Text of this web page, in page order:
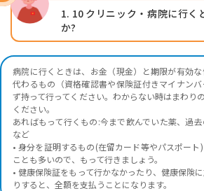
1. 10 クリニック・病院に行く
か?
病院に行くときは、お金（現金）と期限が有効
代わるもの（資格確認書や保険証付きマイナン
ず持って行ってください。わからない時はまわり
ください。
あればもって行くもの:今まで飲んでいた薬、過
など
• 身分を証明するもの(在留カード等やパスポート
ことも多いので、もって行きましょう。
• 健康保険証をもって行かなかったり、健康保険
りすると、全額を支払うことになります。